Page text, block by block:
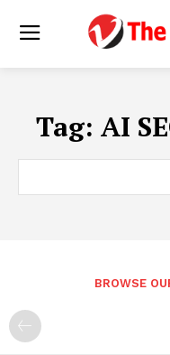
Tag: AI
BROWSE